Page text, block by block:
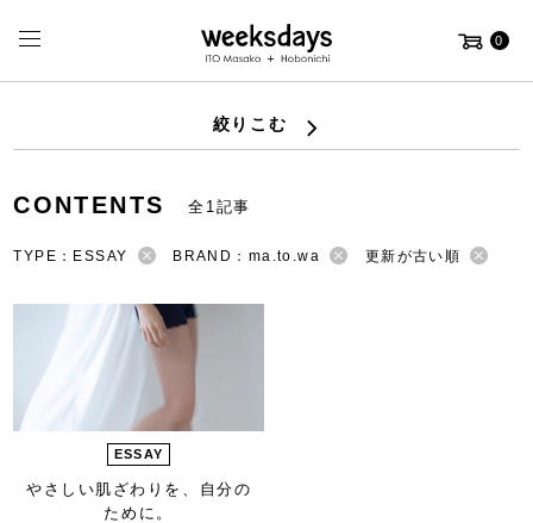
0
絞りこむ
CONTENTS 全1記事
TYPE：ESSAY BRAND：ma.to.wa 更新が古い順
ESSAY
やさしい肌ざわりを、自分の
ために。